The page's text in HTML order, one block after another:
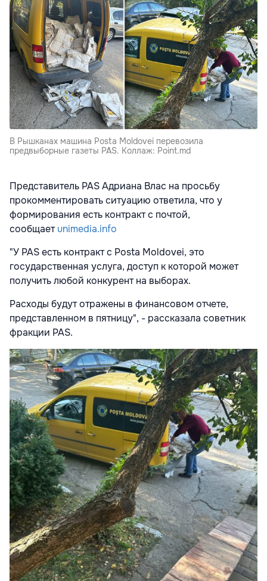
В Рышканах машина Posta Moldovei перевозила
предвыборные газеты PAS. Коллаж: Point.md
Представитель PAS Адриана Влас на просьбу
прокомментировать ситуацию ответила, что у
формирования есть контракт с почтой,
сообщаетunimedia.info
"У PAS есть контракт с Posta Moldovei, это
государственная услуга, доступ к которой может
получить любой конкурент на выборах.
Расходы будут отражены в финансовом отчете,
представленном в пятницу", - рассказала советник
фракции PAS.